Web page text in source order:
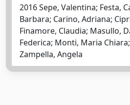
2016 Sepe, Valentina; Festa,
Barbara; Carino, Adriana;
Finamore, Claudia; Masullo,
Federica; Monti, Maria
Zampella, Angela